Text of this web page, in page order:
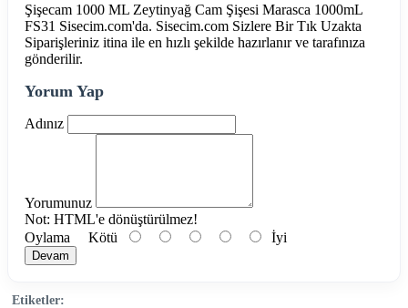
Şişecam 1000 ML Zeytinyağ Cam Şişesi Marasca 1000mL
FS31 Sisecim.com'da. Sisecim.com Sizlere Bir Tık Uzakta
Siparişleriniz itina ile en hızlı şekilde hazırlanır ve tarafınıza
gönderilir.
Yorum Yap
Adınız
Yorumunuz
Not: HTML'e dönüştürülmez!
Oylama Kötü İyi
Devam
Etiketler: